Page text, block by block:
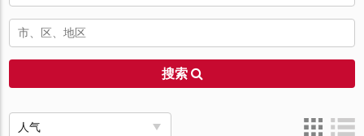
搜索
人气